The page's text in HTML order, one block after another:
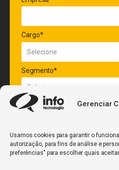
Gerenciar
Usamos cookies para garantir o
autorização, para fins de análise e
preferências" para escolher quais
Cargo*
Segmento*
Quantidade de veículos da
ENVIAR